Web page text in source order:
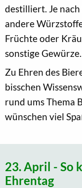
destilliert. Je
andere
Früchte oder
sonstige Gewürze.
Zu Ehren des
bisschen
rund ums Thema
wünschen viel
23. April - So
Ehrentag